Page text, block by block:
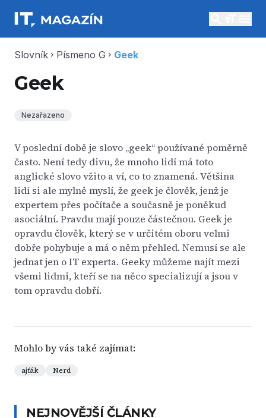
Slovník chevron_right Písmeno G chevron_right Geek
Geek
Nezařazeno
V poslední době je slovo „geek“ používané poměrně
často. Není tedy divu, že mnoho lidí má toto
anglické slovo vžito a ví, co to znamená. Většina
lidí si ale mylně myslí, že geek je člověk, jenž je
expertem přes počítače a současně je poněkud
asociální. Pravdu mají pouze částečnou. Geek je
opravdu člověk, který se v určitém oboru velmi
dobře pohybuje a má o něm přehled. Nemusí se ale
jednat jen o IT experta. Geeky můžeme najít mezi
všemi lidmi, kteří se na něco specializují a jsou v
tom opravdu dobří.
Mohlo by vás také zajímat:
ajťák Nerd
NEJNOVĚJŠÍ ČLÁNKY